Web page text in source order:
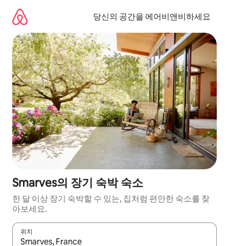
당신의 공간을 에어비앤비하세요
Smarves의 장기 숙박 숙소
한 달 이상 장기 숙박할 수 있는, 집처럼 편안한 숙소를 찾
아보세요.
위치
결과가 나오면 위·아래 화살표 키를 사용하거나 터치 또는 스와이